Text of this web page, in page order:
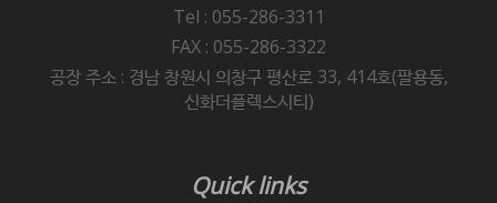
Tel : 055-286-3311
FAX : 055-286-3322
공장 주소 : 경남 창원시 의창구 평산로 33, 414호(팔용동,
신화더플렉스시티)
Quick links